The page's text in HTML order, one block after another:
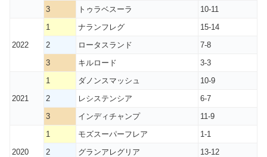
3
トゥラベスーラ 10-11
2022
1 ナランフレグ
15-14
2
ロータスランド
7-8
3
キルロード 3-3
2021
1 ダノンスマッシュ
10-9
2
レシステンシア
6-7
3
インディチャンプ 11-9
2020
1 モズスーパーフレア
1-1
2
グランアレグリア
13-12